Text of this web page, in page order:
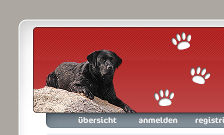
Foren-Übersicht Anmelden Registrieren